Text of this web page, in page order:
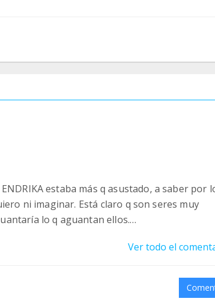
estaba más q asustado, a saber por
ni imaginar. Está claro q son seres muy
lo q aguantan ellos.
lo tenemos nosotros en Madrid.
es de gato, es demasiada pequeña pero es q
para hacerle los ciclos muy
Ver todo el